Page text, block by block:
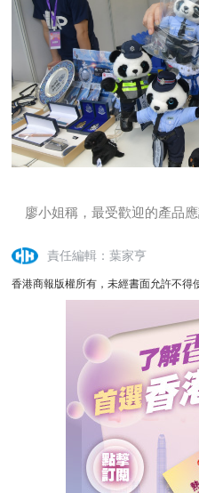
廖小姐稱，最受歡迎的產品
責任編輯：葉家亨
香港商報版權所有，未經書面允許不得